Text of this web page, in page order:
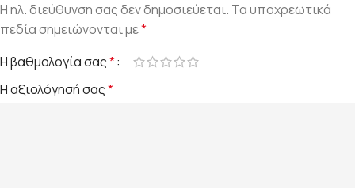
Η ηλ. διεύθυνση σας δεν δημοσιεύεται. Τα υποχρεωτικά
πεδία σημειώνονται με*
Η βαθμολογία σας*
Η αξιολόγησή σας*